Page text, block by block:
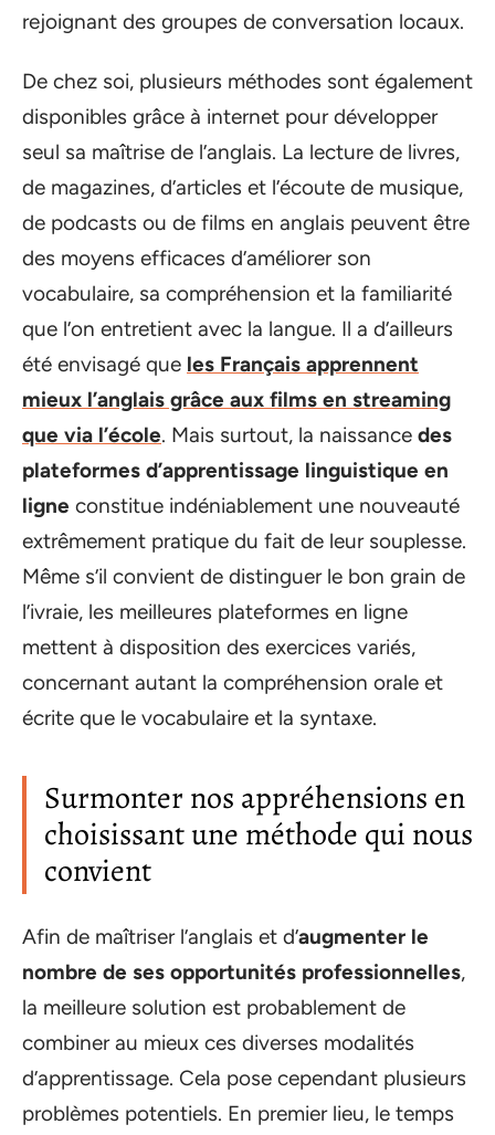
rejoignant des groupes de conversation locaux.
De chez soi, plusieurs méthodes sont également
disponibles grâce à internet pour développer
seul sa maîtrise de l’anglais. La lecture de livres,
de magazines, d’articles et l’écoute de musique,
de podcasts ou de films en anglais peuvent être
des moyens efficaces d’améliorer son
vocabulaire, sa compréhension et la familiarité
que l’on entretient avec la langue. Il a d’ailleurs
été envisagé que les Français apprennent
mieux l’anglais grâce aux films en streaming
que via l’école. Mais surtout, la naissance des
plateformes d’apprentissage linguistique en
ligne constitue indéniablement une nouveauté
extrêmement pratique du fait de leur souplesse.
Même s’il convient de distinguer le bon grain de
l’ivraie, les meilleures plateformes en ligne
mettent à disposition des exercices variés,
concernant autant la compréhension orale et
écrite que le vocabulaire et la syntaxe.
Surmonter nos appréhensions en
choisissant une méthode qui nous
convient
Afin de maîtriser l’anglais et d’augmenter le
nombre de ses opportunités professionnelles,
la meilleure solution est probablement de
combiner au mieux ces diverses modalités
d’apprentissage. Cela pose cependant plusieurs
problèmes potentiels. En premier lieu, le temps